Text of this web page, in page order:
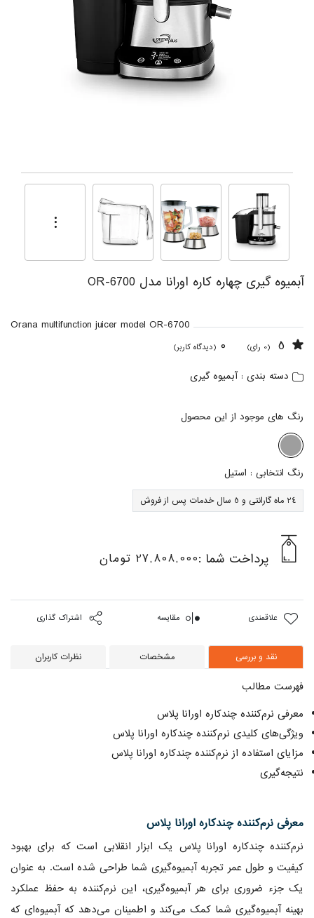
آبمیوه گیری چهاره کاره اورانا مدل OR-6700
Orana multifunction juicer model OR-6700
(0 رای) 0 (دیدگاه کاربر)
دسته بندی : آبمیوه گیری
رنگ های موجود از این محصول
رنگ انتخابی : استیل
24 ماه گارانتی و 5 سال خدمات پس از فروش
پرداخت شما :27,808,000 تومان
علاقمندی مقایسه اشتراک گذاری
نقد و بررسی مشخصات نظرات کاربران
فهرست مطالب
معرفی نرم‌کننده چندکاره اورانا پلاس
ویژگی‌های کلیدی نرم‌کننده چندکاره اورانا پلاس
مزایای استفاده از نرم‌کننده چندکاره اورانا پلاس
نتیجه‌گیری
معرفی نرم‌کننده چندکاره اورانا پلاس
نرم‌کننده چندکاره اورانا پلاس یک ابزار انقلابی است که برای بهبود
کیفیت و طول عمر تجربه آبمیوه‌گیری شما طراحی شده است. به عنوان
یک جزء ضروری برای هر آبمیوه‌گیری، این نرم‌کننده به حفظ عملکرد
بهینه آبمیوه‌گیری شما کمک می‌کند و اطمینان می‌دهد که آبمیوه‌ای که